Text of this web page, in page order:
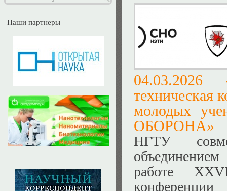
Наши партнеры
техническая
молодых
ОБОРОНА»
НГТУ
работе